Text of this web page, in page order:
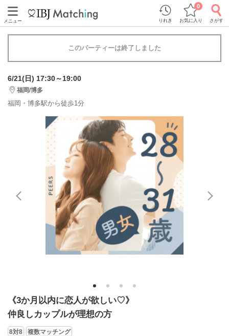
メニュー りれき お気に入り
0
さがす
このパーティーは終了しました
6/21(日) 17:30～19:00
福岡/博多
福岡・博多駅から徒歩1分
1 2 3 4
《3か月以内に恋人が欲しい♡》
仲良しカップルが理想の方
8対8 複数マッチング